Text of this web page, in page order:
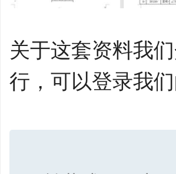
关于这套资料我
行，可以登录我